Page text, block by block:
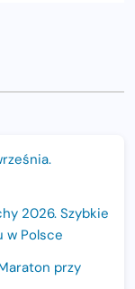
2026. Szybkie
w Polsce
przy